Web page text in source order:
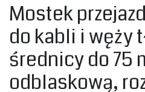
Mostek
do kabli i węży
średnicy do 75
odblaskową,